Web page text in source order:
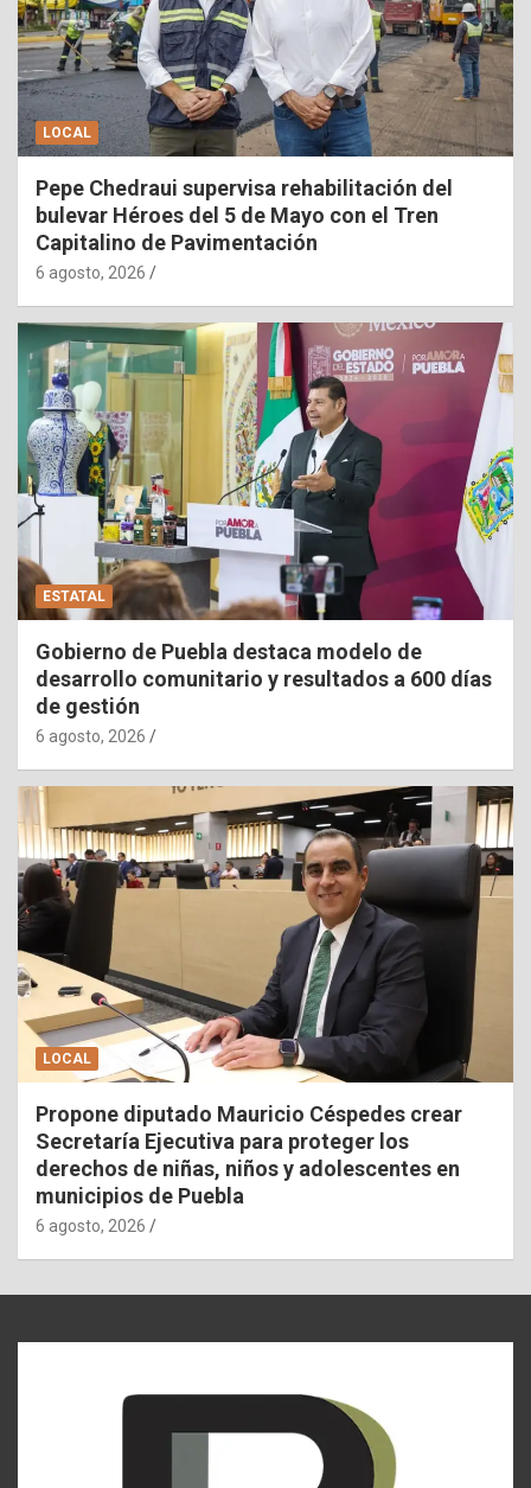
LOCAL
Pepe Chedraui supervisa rehabilitación del
bulevar Héroes del 5 de Mayo con el Tren
Capitalino de Pavimentación
6 agosto, 2026
ESTATAL
Gobierno de Puebla destaca modelo de
desarrollo comunitario y resultados a 600 días
de gestión
6 agosto, 2026
LOCAL
Propone diputado Mauricio Céspedes crear
Secretaría Ejecutiva para proteger los
derechos de niñas, niños y adolescentes en
municipios de Puebla
6 agosto, 2026